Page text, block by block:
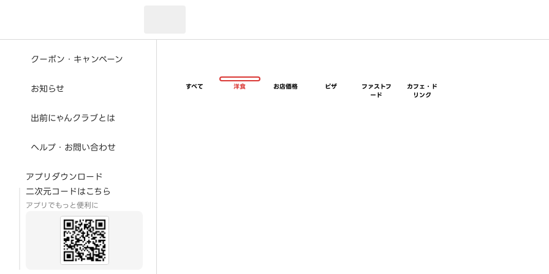
クーポン・キャンペーン
お知らせ
出前にゃんクラブとは
ヘルプ・お問い合わせ
アプリダウンロード
二次元コードはこちら
アプリでもっと便利に
すべて 洋食 お店価格 ピザ
ファストフ
ード
カフェ・ド
リンク